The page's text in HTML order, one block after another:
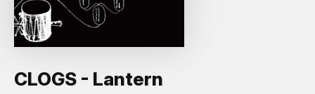
CLOGS - Lantern